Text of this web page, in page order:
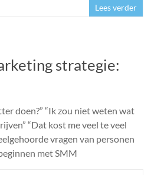
Lees verder
strategie:
doen?” “Ik zou niet weten wat
“Dat kost me veel te veel
vragen van personen
met SMM